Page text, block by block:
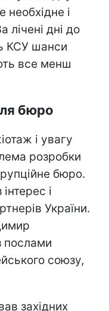
необхідне і
лічені дні до
КСУ шанси
все менш
бюро
і увагу
розробки
бюро.
і
України.
послами
союзу,
західних